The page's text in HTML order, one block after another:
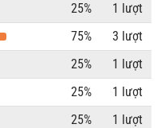
25%
1 lượt
75%
3 lượt
25%
1 lượt
25%
1 lượt
25%
1 lượt